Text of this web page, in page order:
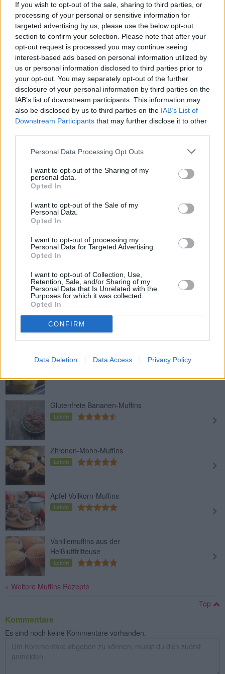
If you wish to opt-out of the sale, sharing to third parties, or
processing of your personal or sensitive information for
targeted advertising by us, please use the below opt-out
section to confirm your selection. Please note that after your
opt-out request is processed you may continue seeing
interest-based ads based on personal information utilized by
us or personal information disclosed to third parties prior to
your opt-out. You may separately opt-out of the further
disclosure of your personal information by third parties on the
IAB’s list of downstream participants. This information may
also be disclosed by us to third parties on the IAB’s List of
Downstream Participants that may further disclose it to other
Personal Data Processing Opt Outs
I want to opt-out of the Sharing of my
personal data.
Opted In
I want to opt-out of the Sale of my
Personal Data.
Opted In
I want to opt-out of processing my
Personal Data for Targeted Advertising.
Opted In
I want to opt-out of Collection, Use,
Retention, Sale, and/or Sharing of my
Personal Data that Is Unrelated with the
Purposes for which it was collected.
Opted In
CONFIRM
Data Deletion Data Access Privacy Policy
Leicht
Ribisel Muffin
Leicht
Schoko-Muffins
Leicht
Bananenbrot-Muffins
Leicht
Buttermilch-Muffins mit
Leicht
Leicht
Zwetschken Muffins
Leicht
Low Carb Käse-Muffins
Glutenfreie Bananen-Muffins
Leicht
Zitronen-Mohn-Muffins
Leicht
Apfel-Vollkorn-Muffins
Leicht
Vanillemuffins aus der
Heißluftfritteuse
Leicht
» Weitere Muffins Rezepte
Top
Kommentare
Es sind noch keine Kommentare vorhanden.